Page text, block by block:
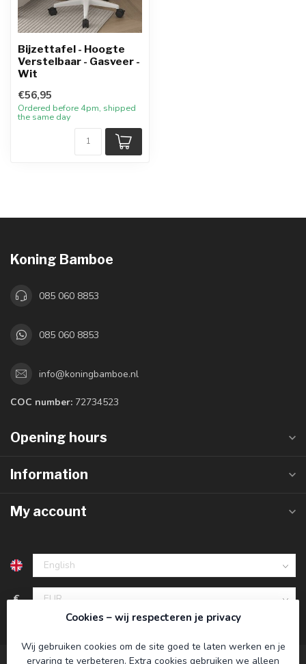
Bijzettafel - Hoogte
Verstelbaar - Gasveer -
Wit
€56,95
Ordered before 4pm, shipped
the same day
Koning Bamboe
085 060 8853
085 060 8853
info@koningbamboe.nl
COC number: 72734523
Opening hours
Information
My account
€
Cookies – wij respecteren je privacy
Wij gebruiken cookies om de site goed te laten werken en je
ervaring te verbeteren. Extra cookies gebruiken we alleen